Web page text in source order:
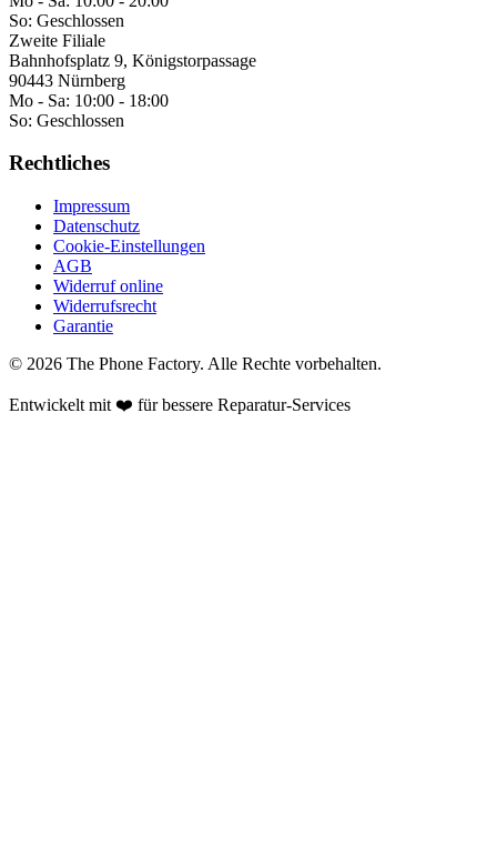
So: Geschlossen
Zweite Filiale
Bahnhofsplatz 9, Königstorpassage
90443 Nürnberg
Mo - Sa: 10:00 - 18:00
So: Geschlossen
Rechtliches
Impressum
Datenschutz
Cookie-Einstellungen
AGB
Widerruf online
Widerrufsrecht
Garantie
© 2026 The Phone Factory. Alle Rechte vorbehalten.
Entwickelt mit ❤️ für bessere Reparatur-Services